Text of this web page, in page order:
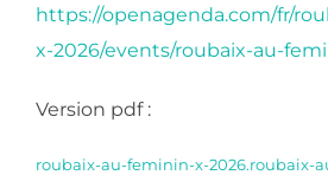
https://openagenda.com/fr/
x-2026/events/roubaix-au-
Version pdf :
roubaix-au-feminin-x-2026.roubaix-